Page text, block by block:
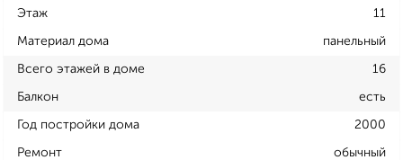
Этаж 11
Материал дома панельный
Всего этажей в доме 16
Балкон есть
Год постройки дома 2000
Ремонт обычный